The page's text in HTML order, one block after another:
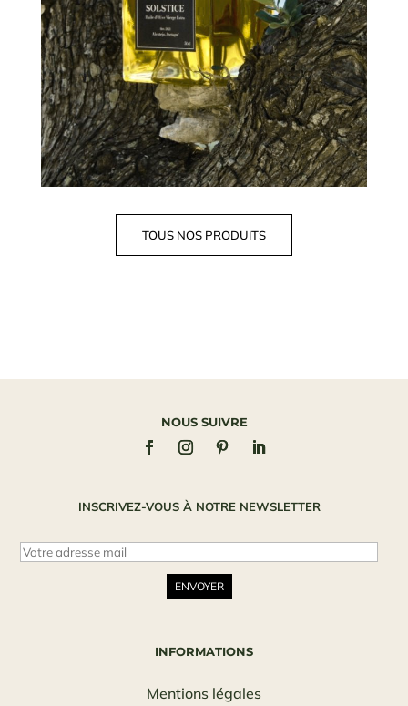
TOUS NOS PRODUITS
NOUS SUIVRE
INSCRIVEZ-VOUS À NOTRE NEWSLETTER
INFORMATIONS
Mentions légales